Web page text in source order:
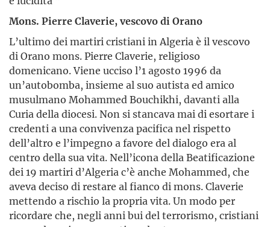
Mons. Pierre Claverie, vescovo di Orano
L’ultimo dei martiri cristiani in Algeria è il vescovo
di Orano mons. Pierre Claverie, religioso
domenicano. Viene ucciso l’1 agosto 1996 da
un’autobomba, insieme al suo autista ed amico
musulmano Mohammed Bouchikhi, davanti alla
Curia della diocesi. Non si stancava mai di esortare i
credenti a una convivenza pacifica nel rispetto
dell’altro e l’impegno a favore del dialogo era al
centro della sua vita. Nell’icona della Beatificazione
dei 19 martiri d’Algeria c’è anche Mohammed, che
aveva deciso di restare al fianco di mons. Claverie
mettendo a rischio la propria vita. Un modo per
ricordare che, negli anni bui del terrorismo, cristiani